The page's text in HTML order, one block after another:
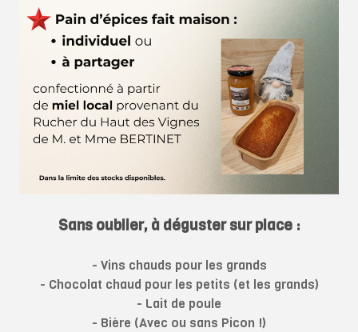
Sans oublier, à déguster sur place :
- Vins chauds pour les grands
- Chocolat chaud pour les petits (et les grands)
- Lait de poule
- Bière (Avec ou sans Picon !)